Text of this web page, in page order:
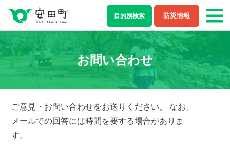
防災情報
目的別検索
もしもの場合
防災・救急情報 夜間・休日診療案内
ライフステージ
結婚・離婚 妊娠・出産
お問い合わせ
ご意見・お問い合わせをお送りください。 なお、
メールでの回答には時間を要する場合がありま
す。